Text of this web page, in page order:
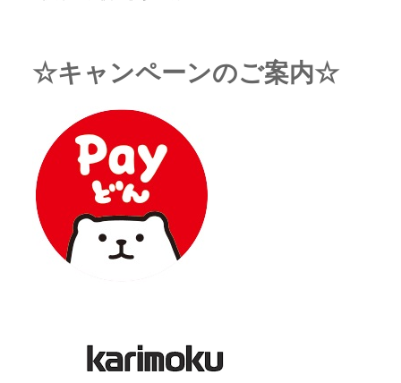
☆キャンペーンのご案内☆